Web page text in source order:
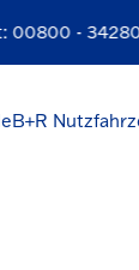
00800 -
B+R